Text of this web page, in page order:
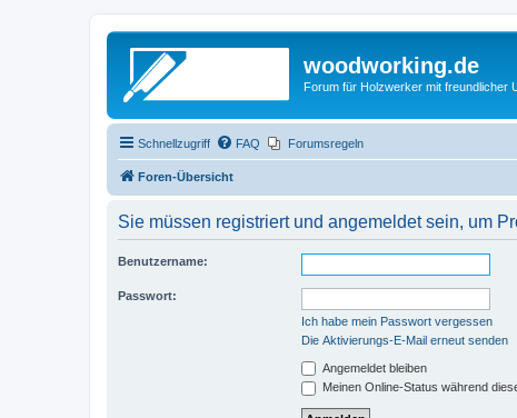
woodworking.de
Forum für Holzwerker mit freundlicher
Schnellzugriff FAQ Forumsregeln
Foren-Übersicht
Sie müssen registriert und angemeldet sein, um
Benutzername:
Passwort:
Ich habe mein Passwort vergessen
Die Aktivierungs-E-Mail erneut senden
Angemeldet bleiben
Meinen Online-Status während